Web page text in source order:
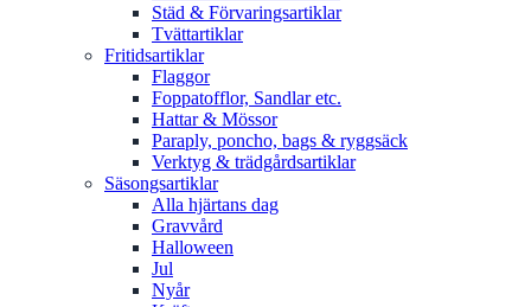
Städ & Förvaringsartiklar
Tvättartiklar
Fritidsartiklar
Flaggor
Foppatofflor, Sandlar etc.
Hattar & Mössor
Paraply, poncho, bags & ryggsäck
Verktyg & trädgårdsartiklar
Säsongsartiklar
Alla hjärtans dag
Gravvård
Halloween
Jul
Nyår